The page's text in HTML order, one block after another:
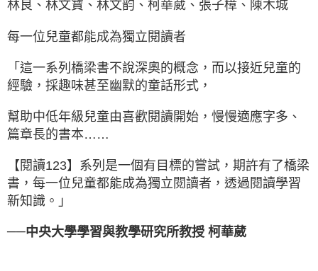
林良、林文寶、林文韵、柯華葳、張子樟、陳木城
每一位兒童都能成為獨立閱讀者
「這一系列橋梁書不說深奧的概念，而以接近兒童的
經驗，採趣味甚至幽默的童話形式，
幫助中低年級兒童由喜歡閱讀開始，慢慢適應字多、
篇章長的書本……
【閱讀123】系列是一個有目標的嘗試，期許有了橋梁
書，每一位兒童都能成為獨立閱讀者，透過閱讀學習
新知識。」
──中央大學學習與教學研究所教授 柯華葳